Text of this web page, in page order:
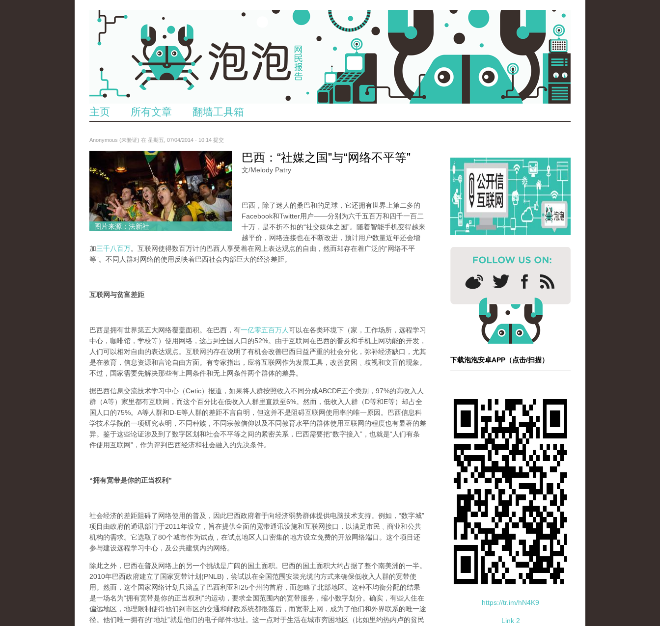
主页 所有文章 翻墙工具箱
Anonymous (未验证) 在 星期五, 07/04/2014 - 10:14 提交
anp-27659007.jpg
图片来源：法新社
巴西：“社媒之国”与“网络不平等”
文/Melody Patry
巴西，除了迷人的桑巴和的足球，它还拥有世界上第二多的
Facebook和Twitter用户——分别为六千五百万和四千一百二
十万，是不折不扣的“社交媒体之国”。随着智能手机变得越来
越平价，网络连接也在不断改进，预计用户数量近年还会增
加三千八百万。互联网使得数百万计的巴西人享受着在网上表达观点的自由，然而却存在着广泛的“网络不平
等”。不同人群对网络的使用反映着巴西社会内部巨大的经济差距。
互联网与贫富差距
巴西是拥有世界第五大网络覆盖面积。在巴西，有一亿零五百万人可以在各类环境下（家，工作场所，远程学习
中心，咖啡馆，学校等）使用网络，这占到全国人口的52%。由于互联网在巴西的普及和手机上网功能的开发，
人们可以相对自由的表达观点。互联网的存在说明了有机会改善巴西日益严重的社会分化，弥补经济缺口，尤其
是在教育，信息资源和言论自由方面。有专家指出，应将互联网作为发展工具，改善贫困﹑歧视和文盲的现象。
不过，国家需要先解决那些有上网条件和无上网条件两个群体的差异。
据巴西信息交流技术学习中心（Cetic）报道，如果将人群按照收入不同分成ABCDE五个类别，97%的高收入人
群（A等）家里都有互联网，而这个百分比在低收入人群里直跌至6%。然而，低收入人群（D等和E等）却占全
国人口的75%。A等人群和D-E等人群的差距不言自明，但这并不是阻碍互联网使用率的唯一原因。巴西信息科
学技术学院的一项研究表明，不同种族，不同宗教信仰以及不同教育水平的群体使用互联网的程度也有显著的差
异。鉴于这些论证涉及到了数字区划和社会不平等之间的紧密关系，巴西需要把“数字接入”，也就是“人们有条
件使用互联网”，作为评判巴西经济和社会融入的先决条件。
“拥有宽带是你的正当权利 ”
社会经济的差距阻碍了网络使用的普及，因此巴西政府着于向经济弱势群体提供电脑技术支持。例如，“数字城”
项目由政府的通讯部门于2011年设立，旨在提供全面的宽带通讯设施和互联网接口，以满足市民﹑商业和公共
机构的需求。它选取了80个城市作为试点，在试点地区人口密集的地方设立免费的开放网络端口。这个项目还
参与建设远程学习中心，及公共建筑内的网络。
除此之外，巴西在普及网络上的另一个挑战是广阔的国土面积。巴西的国土面积大约占据了整个南美洲的一半。
2010年巴西政府建立了国家宽带计划(PNLB)，尝试以在全国范围安装光缆的方式来确保低收入人群的宽带使
用。然而，这个国家网络计划只涵盖了巴西利亚和25个州的首府，而忽略了北部地区。这种不均衡分配的结果
是一场名为“拥有宽带是你的正当权利”的运动，要求全国范围内的宽带服务，缩小数字划分。确实，有些人住在
偏远地区，地理限制使得他们到市区的交通和邮政系统都很落后，而宽带上网，成为了他们和外界联系的唯一途
径。他们唯一拥有的“地址”就是他们的电子邮件地址。这一点对于生活在城市穷困地区（比如里约热内卢的贫民
下载泡泡安卓APP（点击/扫描）
https://tr.im/hN4K9
Link 2